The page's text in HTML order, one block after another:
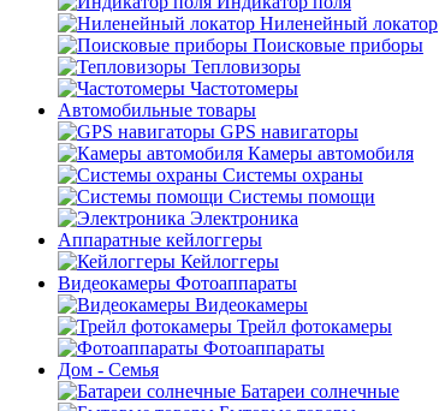
Ниленейный локатор
Поисковые приборы
Тепловизоры
Частотомеры
Автомобильные товары
GPS навигаторы
Камеры автомобиля
Системы охраны
Системы помощи
Электроника
Аппаратные кейлоггеры
Кейлоггеры
Видеокамеры Фотоаппараты
Видеокамеры
Трейл фотокамеры
Фотоаппараты
Дом - Семья
Батареи солнечные